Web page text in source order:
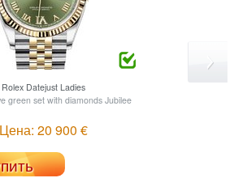
Rolex Datejust Ladies
green set with diamonds Jubilee
Цена: 20 900 €